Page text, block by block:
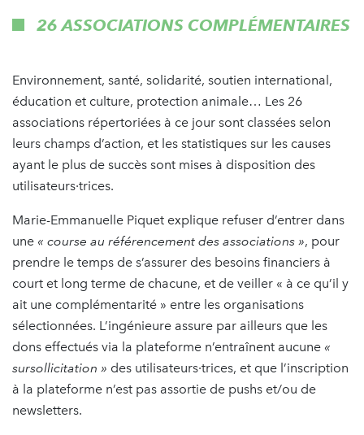
26 ASSOCIATIONS COMPLÉMENTAIRES
Environnement, santé, solidarité, soutien international,
éducation et culture, protection animale… Les 26
associations répertoriées à ce jour sont classées selon
leurs champs d’action, et les statistiques sur les causes
ayant le plus de succès sont mises à disposition des
utilisateurs·trices.
Marie-Emmanuelle Piquet explique refuser d’entrer dans
une « course au référencement des associations », pour
prendre le temps de s’assurer des besoins financiers à
court et long terme de chacune, et de veiller « à ce qu’il y
ait une complémentarité » entre les organisations
sélectionnées. L’ingénieure assure par ailleurs que les
dons effectués via la plateforme n’entraînent aucune «
sursollicitation » des utilisateurs·trices, et que l’inscription
à la plateforme n’est pas assortie de pushs et/ou de
newsletters.